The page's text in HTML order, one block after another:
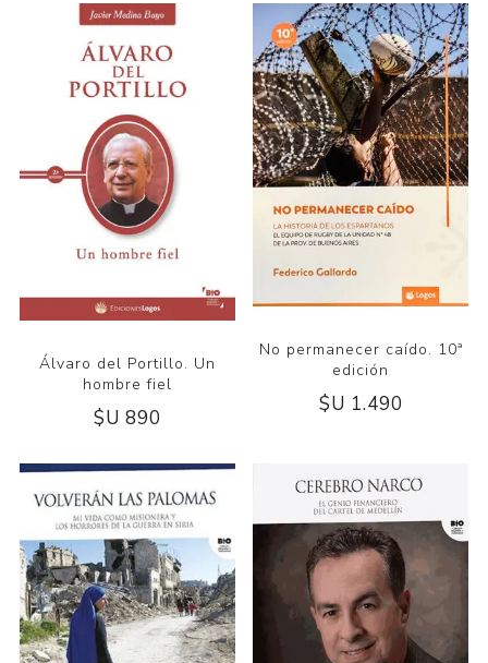
Álvaro del Portillo. Un
hombre fiel
$U 890
No permanecer caído. 10ª
edición
$U 1.490